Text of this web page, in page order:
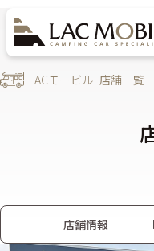
LACモービル 店舗一覧
店舗情報